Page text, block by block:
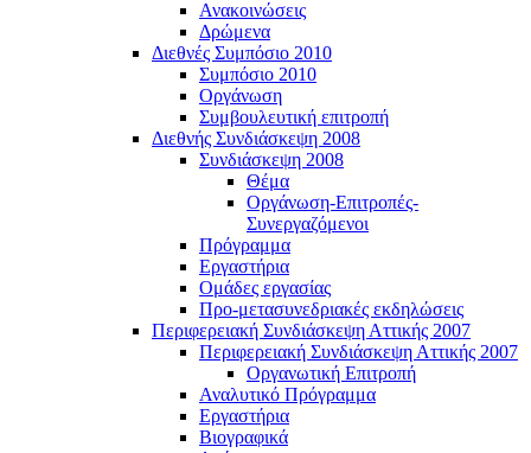
Ανακοινώσεις
Δρώμενα
Διεθνές Συμπόσιο 2010
Συμπόσιο 2010
Οργάνωση
Συμβουλευτική επιτροπή
Διεθνής Συνδιάσκεψη 2008
Συνδιάσκεψη 2008
Θέμα
Οργάνωση-Επιτροπές-
Συνεργαζόμενοι
Πρόγραμμα
Εργαστήρια
Ομάδες εργασίας
Προ-μετασυνεδριακές εκδηλώσεις
Περιφερειακή Συνδιάσκεψη Αττικής 2007
Περιφερειακή Συνδιάσκεψη Αττικής 2007
Οργανωτική Επιτροπή
Αναλυτικό Πρόγραμμα
Εργαστήρια
Βιογραφικά